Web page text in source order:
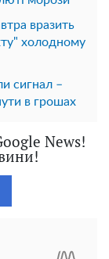
вразить
холодному
сигнал –
в грошах
News!